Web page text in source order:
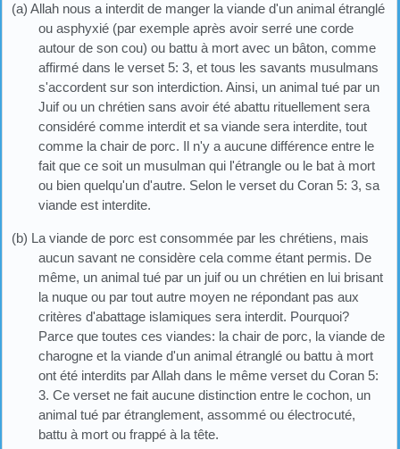
(a) Allah nous a interdit de manger la viande d'un animal étranglé
ou asphyxié (par exemple après avoir serré une corde
autour de son cou) ou battu à mort avec un bâton, comme
affirmé dans le verset 5: 3, et tous les savants musulmans
s'accordent sur son interdiction. Ainsi, un animal tué par un
Juif ou un chrétien sans avoir été abattu rituellement sera
considéré comme interdit et sa viande sera interdite, tout
comme la chair de porc. Il n'y a aucune différence entre le
fait que ce soit un musulman qui l'étrangle ou le bat à mort
ou bien quelqu'un d'autre. Selon le verset du Coran 5: 3, sa
viande est interdite.
(b) La viande de porc est consommée par les chrétiens, mais
aucun savant ne considère cela comme étant permis. De
même, un animal tué par un juif ou un chrétien en lui brisant
la nuque ou par tout autre moyen ne répondant pas aux
critères d'abattage islamiques sera interdit. Pourquoi?
Parce que toutes ces viandes: la chair de porc, la viande de
charogne et la viande d'un animal étranglé ou battu à mort
ont été interdits par Allah dans le même verset du Coran 5:
3. Ce verset ne fait aucune distinction entre le cochon, un
animal tué par étranglement, assommé ou électrocuté,
battu à mort ou frappé à la tête.